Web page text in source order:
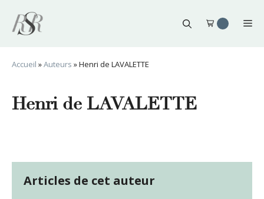
contenu
Accueil »Auteurs »Henri de LAVALETTE
Henri de LAVALETTE
Articles de cet auteur